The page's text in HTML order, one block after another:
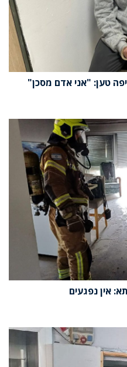
טען: "אני אדם מסכן"
אין נפגעים